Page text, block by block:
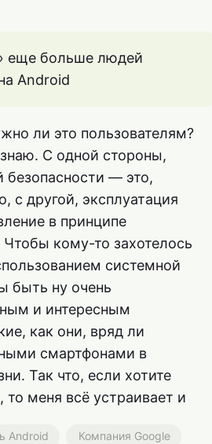
еще больше людей
Android
ли это пользователям?
С одной стороны,
— это,
с другой, эксплуатация
в принципе
кому-то захотелось
системной
быть ну очень
и интересным
как они, вряд ли
смартфонами в
Так что, если хотите
то меня всё устраивает и
Android Компания Google